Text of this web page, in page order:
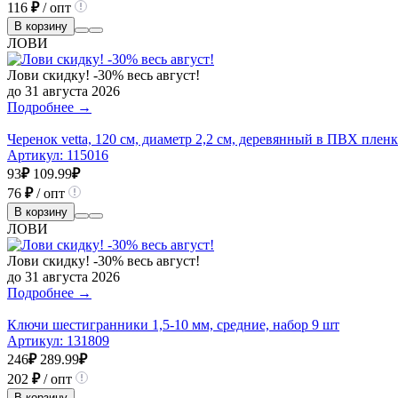
116 ₽/ опт
В корзину
ЛОВИ
Лови скидку! -30% весь август!
до 31 августа 2026
Подробнее →
Черенок vetta, 120 см, диаметр 2,2 см, деревянный в ПВХ
Артикул: 115016
93₽ 109.99₽
76 ₽/ опт
В корзину
ЛОВИ
Лови скидку! -30% весь август!
до 31 августа 2026
Подробнее →
Ключи шестигранники 1,5-10 мм, средние, набор 9 шт
Артикул: 131809
246₽ 289.99₽
202 ₽/ опт